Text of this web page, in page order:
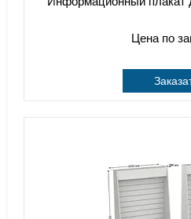
Цена по